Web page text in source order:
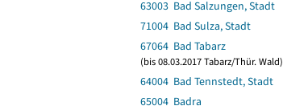
63003 Bad Salzungen, Stadt
71004 Bad Sulza, Stadt
67064 Bad Tabarz
(bis 08.03.2017 Tabarz/Thür. Wald)
64004 Bad Tennstedt, Stadt
65004 Badra